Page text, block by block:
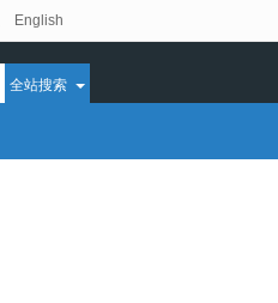
English
全站搜索